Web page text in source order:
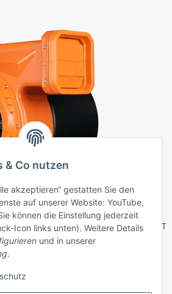
& Co nutzen
akzeptieren“ gestatten Sie den
auf unserer Website: YouTube,
können die Einstellung jederzeit
Icon links unten). Weitere Details
und in unserer
.
Huawei 1,5 kW
€*